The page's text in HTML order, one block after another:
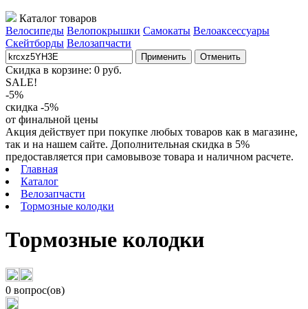
Каталог товаров
Велосипеды Велопокрышки Самокаты Велоаксессуары
Скейтборды Велозапчасти
Применить Отменить
Скидка в корзине: 0 руб.
SALE!
-5%
скидка -5%
от финальной цены
Акция действует при покупке любых товаров как в магазине,
так и на нашем сайте. Дополнительная скидка в 5%
предоставляется при самовывозе товара и наличном расчете.
Главная
Каталог
Велозапчасти
Тормозные колодки
Тормозные колодки
0 вопрос(ов)